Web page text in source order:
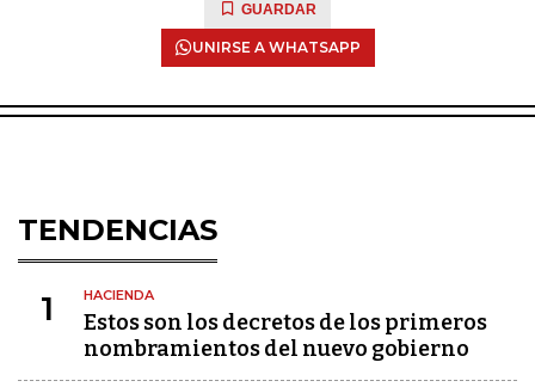
GUARDAR
UNIRSE A WHATSAPP
TENDENCIAS
1 HACIENDA
Estos son los decretos de los primeros
nombramientos del nuevo gobierno